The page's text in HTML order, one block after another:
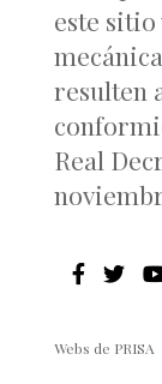
este
resulten
Real
Webs de PRISA